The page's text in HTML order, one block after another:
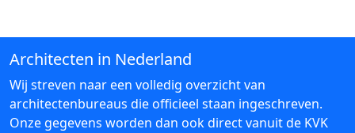
Architecten in Nederland
Wij streven naar een volledig overzicht van
architectenbureaus die officieel staan ingeschreven.
Onze gegevens worden dan ook direct vanuit de KVK